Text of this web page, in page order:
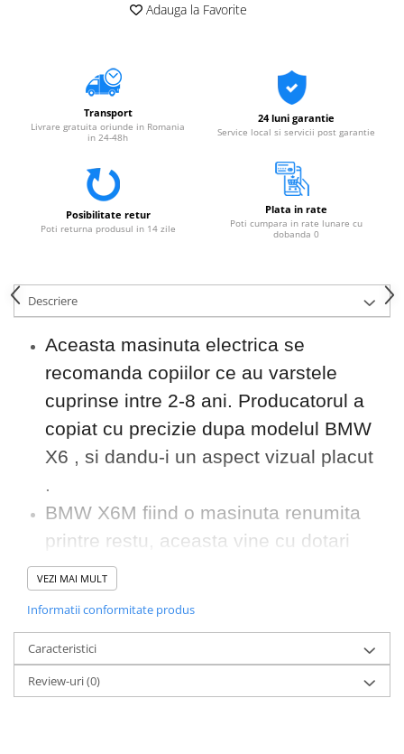
Adauga la Favorite
Transport
Livrare gratuita oriunde in Romania
in 24-48h
24 luni garantie
Service local si servicii post garantie
Posibilitate retur
Poti returna produsul in 14 zile
Plata in rate
Poti cumpara in rate lunare cu
dobanda 0
Descriere
Aceasta masinuta electrica se
recomanda copiilor ce au varstele
cuprinse intre 2-8 ani. Producatorul a
copiat cu precizie dupa modelul BMW
X6 , si dandu-i un aspect vizual placut
.
BMW X6M fiind o masinuta renumita
printre restu, aceasta vine cu dotari
standar precum , scaun dublu
confortabil pentru 2 copii. Rotile sunt
siguranta si o aderenta buna ,
pornirea fiind lenta aceasta nu
VEZI MAI MULT
Informatii conformitate produs
Caracteristici
Review-uri(0)